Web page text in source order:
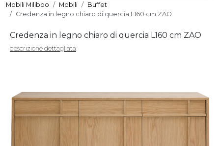
Mobili Miliboo Mobili
Buffet
Credenza in legno chiaro di quercia L160 cm ZAO
Credenza in legno chiaro di quercia L160 cm ZAO
descrizione dettagliata